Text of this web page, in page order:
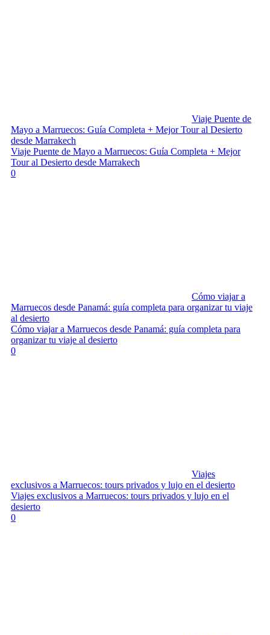
Viaje Puente de
Mayo a Marruecos: Guía Completa + Mejor Tour al Desierto
desde Marrakech
Viaje Puente de Mayo a Marruecos: Guía Completa + Mejor
Tour al Desierto desde Marrakech
0
Cómo viajar a
Marruecos desde Panamá: guía completa para organizar tu viaje
al desierto
Cómo viajar a Marruecos desde Panamá: guía completa para
organizar tu viaje al desierto
0
Viajes
exclusivos a Marruecos: tours privados y lujo en el desierto
Viajes exclusivos a Marruecos: tours privados y lujo en el
desierto
0